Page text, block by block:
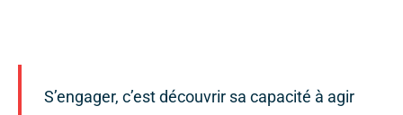
S’engager, c’est découvrir sa capacité à agir